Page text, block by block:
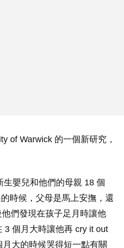
of Warwick 的一個新研究，
嬰兒和他們的母親 18 個
時候，父母是馬上安撫，還
們發現在孩子足月時讓他
3 個月大時讓他再 cry it out
大的時候哭得短一點有關